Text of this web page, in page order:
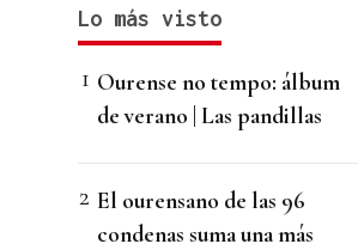
Lo más visto
Ourense no tempo: álbum
de verano | Las pandillas
El ourensano de las 96
condenas suma una más